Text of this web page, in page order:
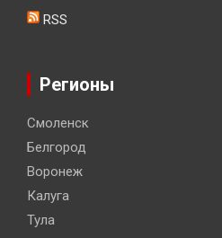
RSS
Регионы
Смоленск
Белгород
Воронеж
Калуга
Тула